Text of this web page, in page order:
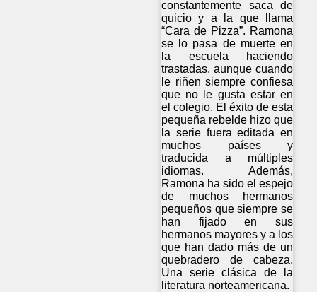
constantemente saca de
quicio y a la que llama
“Cara de Pizza”. Ramona
se lo pasa de muerte en
la escuela haciendo
trastadas, aunque cuando
le riñen siempre confiesa
que no le gusta estar en
el colegio. El éxito de esta
pequeña rebelde hizo que
la serie fuera editada en
muchos países y
traducida a múltiples
idiomas. Además,
Ramona ha sido el espejo
de muchos hermanos
pequeños que siempre se
han fijado en sus
hermanos mayores y a los
que han dado más de un
quebradero de cabeza.
Una serie clásica de la
literatura norteamericana.